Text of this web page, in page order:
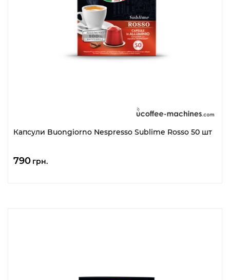
Капсули Buongiorno Nespresso Sublime Rosso 50 шт
790 грн.